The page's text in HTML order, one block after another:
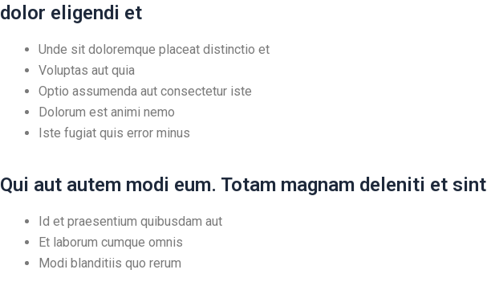
dolor eligendi et
Unde sit doloremque placeat distinctio et
Voluptas aut quia
Optio assumenda aut consectetur iste
Dolorum est animi nemo
Iste fugiat quis error minus
Qui aut autem modi eum. Totam magnam deleniti et sint
Id et praesentium quibusdam aut
Et laborum cumque omnis
Modi blanditiis quo rerum